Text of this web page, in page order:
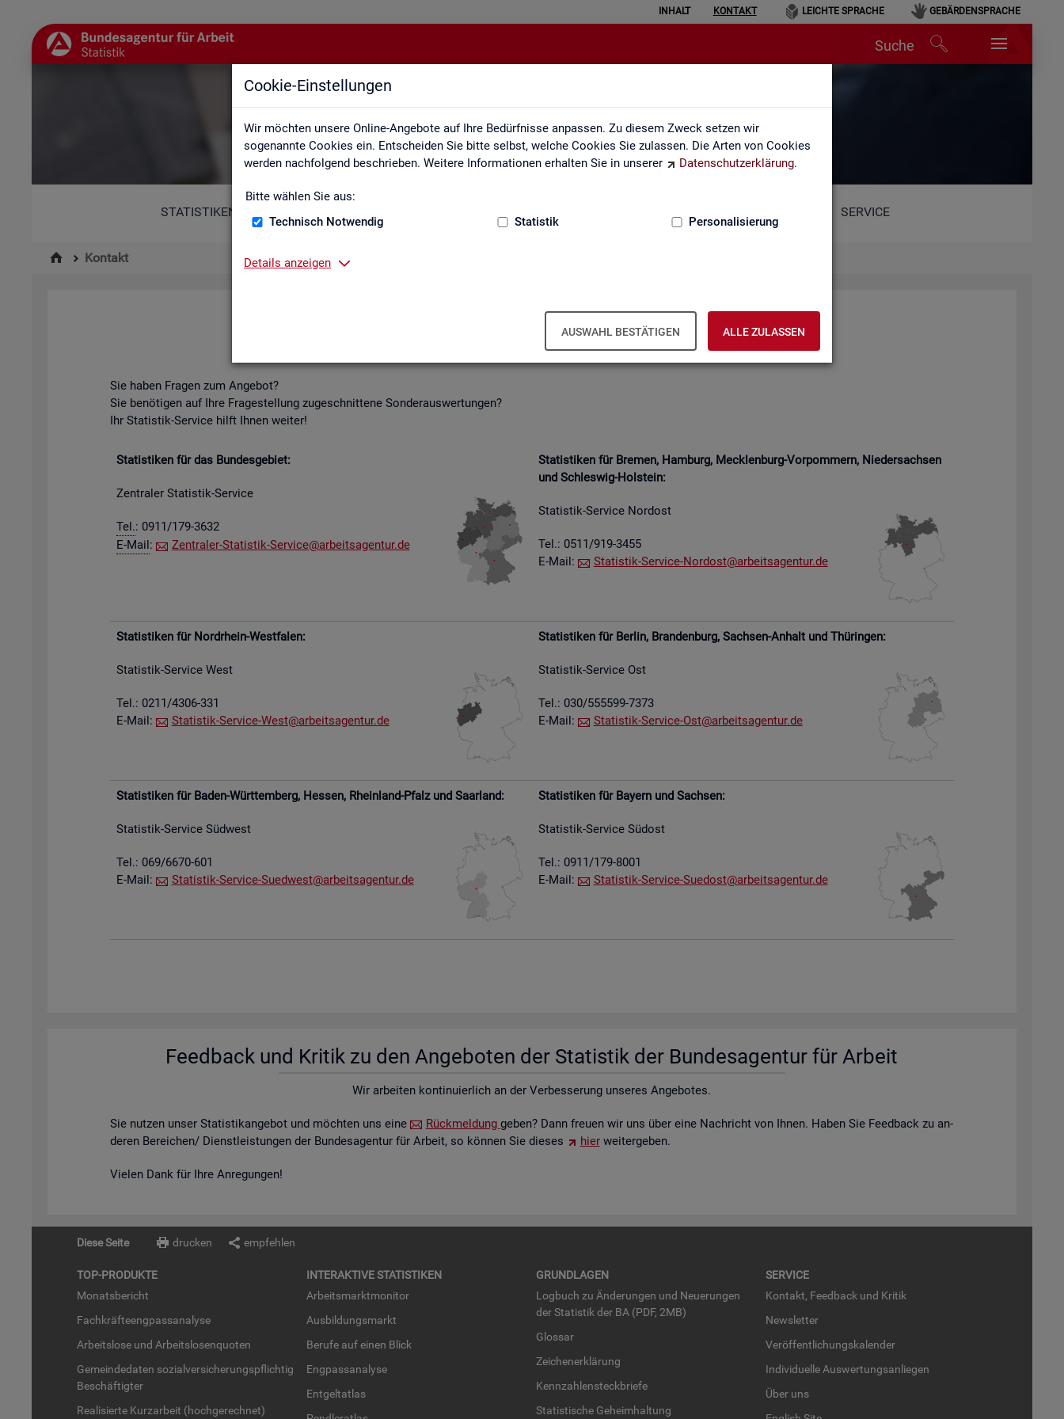
Cookie-Einstellungen
Wir möchten unsere Online-Angebote auf Ihre Bedürfnisse anpassen. Zu diesem Zweck setzen wir
sogenannte Cookies ein. Entscheiden Sie bitte selbst, welche Cookies Sie zulassen. Die Arten von Cookies
werden nachfolgend beschrieben. Weitere Informationen erhalten Sie in unserer
Datenschutzerklärung.
Bitte wählen Sie aus:
Technisch Notwendig
Statistik Personalisierung
Details anzeigen
AUSWAHL BESTÄTIGEN ALLE ZULASSEN
INHALT KONTAKT LEICHTE SPRACHE GEBÄRDENSPRACHE
Suche
Kontakt
STATISTIKEN SERVICE
Kontakt
Kon­takt
Nut­zen Sie die Mög­lich­keit mit uns in Kon­takt zu tre­ten!
Sie haben Fra­gen zum An­ge­bot?
Sie be­nö­ti­gen auf Ihre Fra­ge­stel­lung zu­ge­schnit­te­ne Son­der­aus­wer­tun­gen?
Ihr Sta­tis­tik-Ser­vice hilft Ihnen wei­ter!
Sta­tis­ti­ken für das Bun­des­ge­biet:
Zen­tra­ler Sta­tis­tik-Ser­vice
Tel.: 0911/179-3632
E-Mail: Zen­tra­ler-Sta­tis­tik-Ser­vice@​arb​eits​agen​tur.​de
Sta­tis­ti­ken für Bre­men, Ham­burg, Meck­len­burg-Vor­pom­mern, Nie­der­sach­sen
und Schles­wig-Hol­stein:
Sta­tis­tik-Ser­vice Nord­ost
Tel.: 0511/919-3455
E-Mail:
Sta­tis­tik-Ser­vice-Nord­ost@​arb​eits​agen​tur.​de
Sta­tis­ti­ken für Nord­rhein-West­fa­len:
Sta­tis­tik-Ser­vice West
Tel.: 0211/4306-331
E-Mail:
Sta­tis­tik-Ser­vice-West@​arb​eits​agen​tur.​de
Sta­tis­ti­ken für Ber­lin, Bran­den­burg, Sach­sen-An­halt und Thü­rin­gen:
Sta­tis­tik-Ser­vice Ost
Tel.: 030/555599-7373
E-Mail:
Sta­tis­tik-Ser­vice-Ost@​arb​eits​agen​tur.​de
Sta­tis­ti­ken für Baden-Würt­tem­berg, Hes­sen, Rhein­land-Pfalz und Saar­land:
Sta­tis­tik-Ser­vice Süd­west
Tel.: 069/6670-601
E-Mail:
Sta­tis­tik-Ser­vice-Su­ed­west@​arb​eits​agen​tur.​de
Sta­tis­ti­ken für Bay­ern und Sach­sen:
Sta­tis­tik-Ser­vice Süd­ost
Tel.: 0911/179-8001
E-Mail:
Sta­tis­tik-Ser­vice-Su­e­dost@​arb​eits​agen​tur.​de
Feed­back und Kri­tik zu den An­ge­bo­ten der Sta­tis­tik der Bun­des­agen­tur für Ar­beit
Wir ar­bei­ten kon­ti­nu­ier­lich an der Ver­bes­se­rung un­se­res An­ge­bo­tes.
Sie nut­zen unser Sta­tis­tik­an­ge­bot und möch­ten uns eine Rück­mel­dung geben? Dann freu­en wir uns über eine Nach­richt von Ihnen. Haben Sie Feed­back zu an­
de­ren Be­rei­chen/ Dienst­leis­tun­gen der Bun­des­agen­tur für Ar­beit, so kön­nen Sie die­ses
hierwei­ter­ge­ben.
Vie­len Dank für Ihre An­re­gun­gen!
Diese Seite drucken empfehlen
TOP-PRO­DUK­TE
Mo­nats­be­richt
Fach­kräf­te­eng­pass­ana­ly­se
Ar­beits­lo­se und Ar­beits­lo­sen­quo­ten
Ge­mein­de­da­ten so­zi­al­ver­si­che­rungs­pflich­tig
Be­schäf­tig­ter
Rea­li­sier­te Kurz­ar­beit (hoch­ge­rech­net)
IN­TER­AK­TI­VE STA­TIS­TI­KEN
Ar­beits­markt­mo­ni­tor
Aus­bil­dungs­markt
Be­ru­fe auf einen Blick
Eng­pass­ana­ly­se
Ent­gel­t­at­las
GRUND­LA­GEN
Log­buch zu Än­de­run­gen und Neue­run­gen
der Sta­tis­tik der BA (PDF, 2MB)
Glos­sar
Zei­chen­er­klä­rung
Kenn­zah­len­steck­brie­fe
Sta­tis­ti­sche Ge­heim­hal­tung
SER­VICE
Kon­takt, Feed­back und Kri­tik
News­let­ter
Ver­öf­fent­li­chungs­ka­len­der
In­di­vi­du­el­le Aus­wer­tungs­an­lie­gen
Über uns